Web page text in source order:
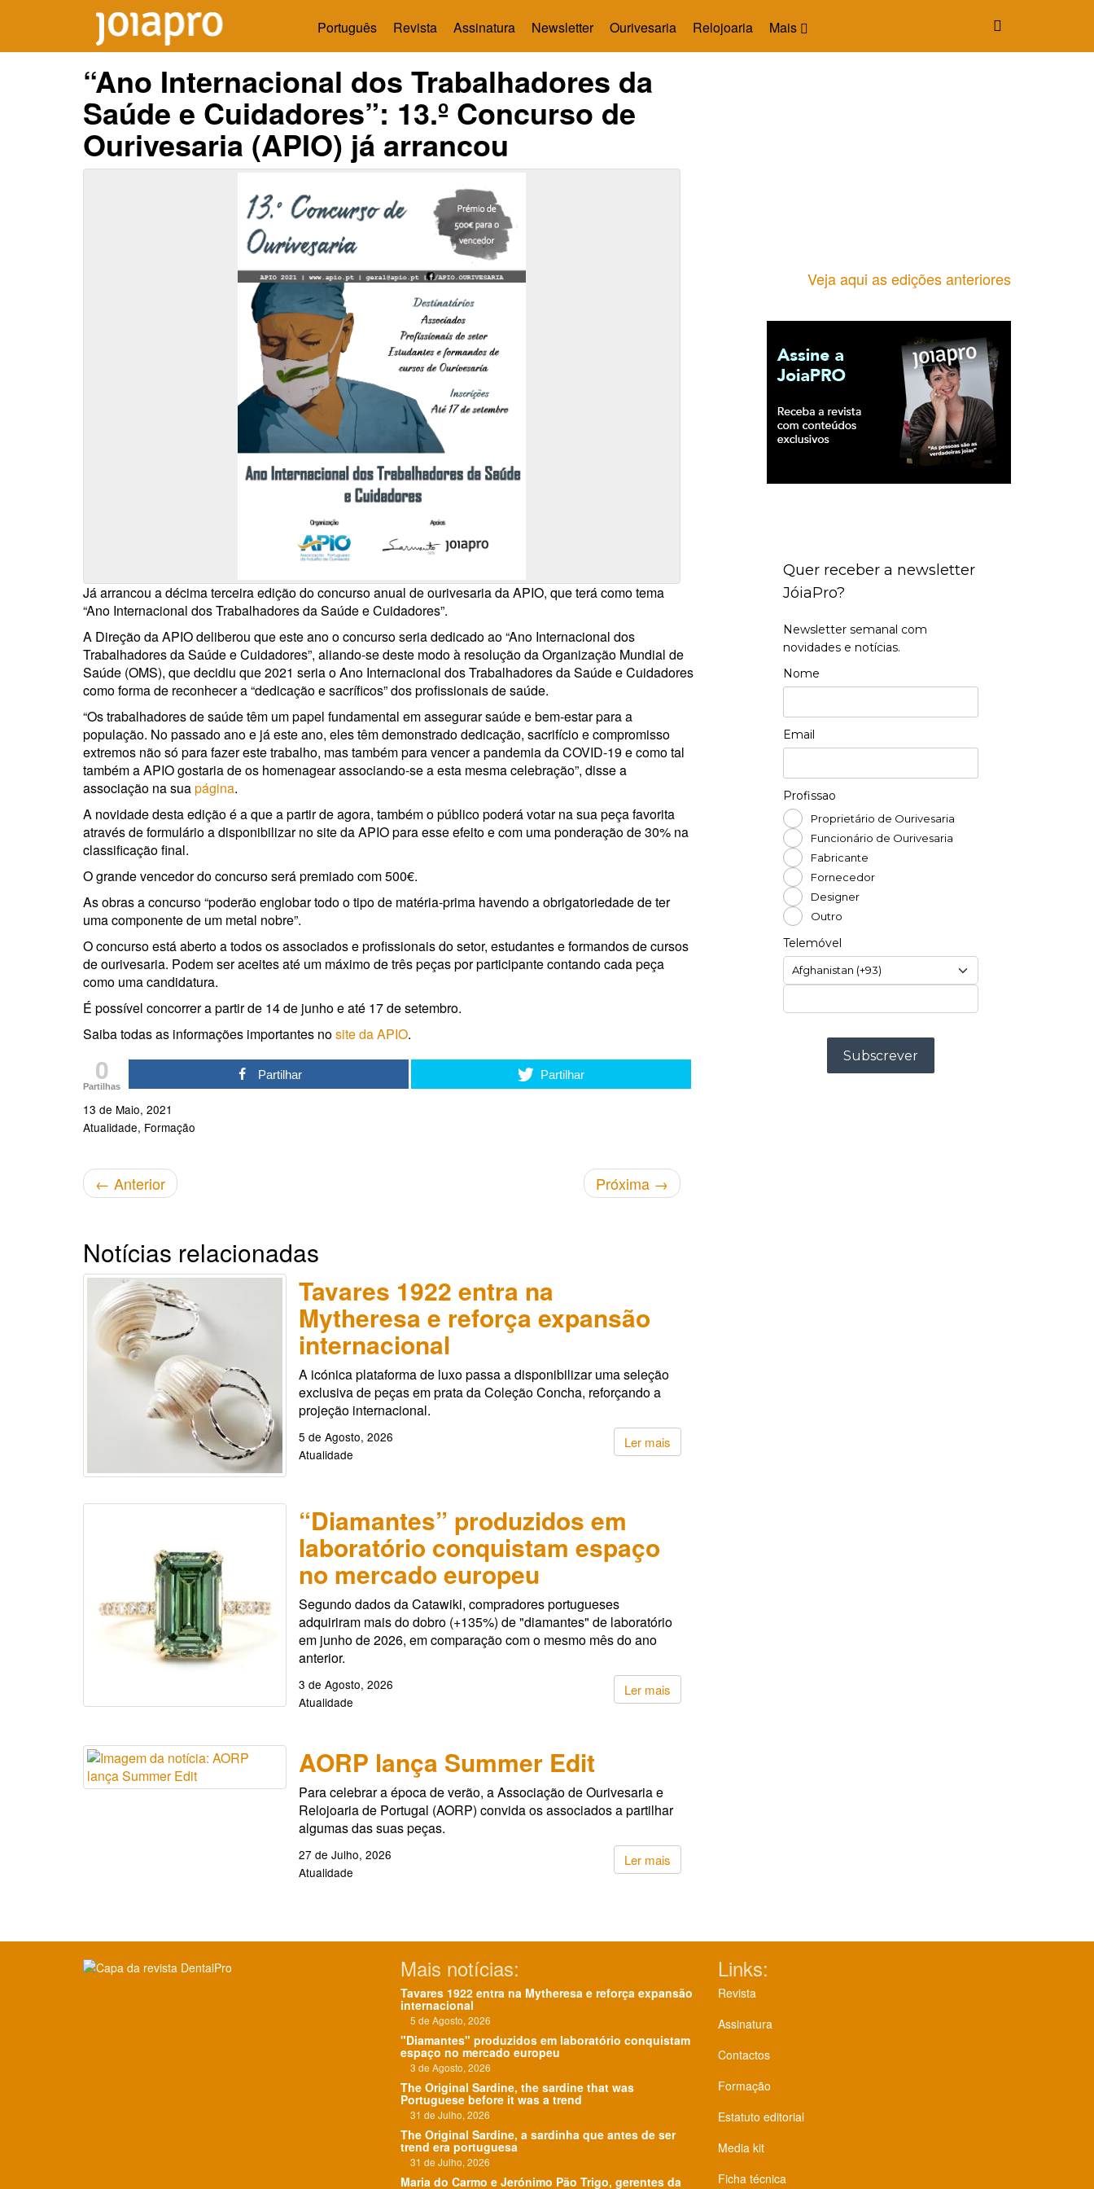
Mais
Português Revista Assinatura Newsletter Ourivesaria Relojoaria
“Ano Internacional dos Trabalhadores da
Saúde e Cuidadores”: 13.º Concurso de
Ourivesaria (APIO) já arrancou
Já arrancou a décima terceira edição do concurso anual de ourivesaria da APIO, que terá como tema
“Ano Internacional dos Trabalhadores da Saúde e Cuidadores”.
A Direção da APIO deliberou que este ano o concurso seria dedicado ao “Ano Internacional dos
Trabalhadores da Saúde e Cuidadores”, aliando-se deste modo à resolução da Organização Mundial de
Saúde (OMS), que decidiu que 2021 seria o Ano Internacional dos Trabalhadores da Saúde e Cuidadores
como forma de reconhecer a “dedicação e sacríficos” dos profissionais de saúde.
“Os trabalhadores de saúde têm um papel fundamental em assegurar saúde e bem-estar para a
população. No passado ano e já este ano, eles têm demonstrado dedicação, sacrifício e compromisso
extremos não só para fazer este trabalho, mas também para vencer a pandemia da COVID-19 e como tal
também a APIO gostaria de os homenagear associando-se a esta mesma celebração”, disse a
associação na suapágina.
A novidade desta edição é a que a partir de agora, também o público poderá votar na sua peça favorita
através de formulário a disponibilizar no site da APIO para esse efeito e com uma ponderação de 30% na
classificação final.
O grande vencedor do concurso será premiado com 500€.
As obras a concurso “poderão englobar todo o tipo de matéria-prima havendo a obrigatoriedade de ter
uma componente de um metal nobre”.
O concurso está aberto a todos os associados e profissionais do setor, estudantes e formandos de cursos
de ourivesaria. Podem ser aceites até um máximo de três peças por participante contando cada peça
como uma candidatura.
É possível concorrer a partir de 14 de junho e até 17 de setembro.
Saiba todas as informações importantes nosite da APIO.
0
Partilhas
Partilhar Partilhar
13 de Maio, 2021
Atualidade Formação
← Anterior Próxima →
Veja aqui as edições anteriores
Notícias relacionadas
Tavares 1922 entra na
Mytheresa e reforça expansão
internacional
A icónica plataforma de luxo passa a disponibilizar uma seleção
exclusiva de peças em prata da Coleção Concha, reforçando a
projeção internacional.
Ler mais
5 de Agosto, 2026
Atualidade
“Diamantes” produzidos em
laboratório conquistam espaço
no mercado europeu
Segundo dados da Catawiki, compradores portugueses
adquiriram mais do dobro (+135%) de "diamantes" de laboratório
em junho de 2026, em comparação com o mesmo mês do ano
anterior.
Ler mais
3 de Agosto, 2026
Atualidade
AORP lança Summer Edit
Para celebrar a época de verão, a Associação de Ourivesaria e
Relojoaria de Portugal (AORP) convida os associados a partilhar
algumas das suas peças.
Ler mais
27 de Julho, 2026
Atualidade
Mais notícias:
Tavares 1922 entra na Mytheresa e reforça expansão
internacional
5 de Agosto, 2026
"Diamantes" produzidos em laboratório conquistam
espaço no mercado europeu
3 de Agosto, 2026
The Original Sardine, the sardine that was
Portuguese before it was a trend
31 de Julho, 2026
The Original Sardine, a sardinha que antes de ser
trend era portuguesa
31 de Julho, 2026
Maria do Carmo e Jerónimo Pão Trigo, gerentes da
Links:
Revista
Assinatura
Contactos
Formação
Estatuto editorial
Media kit
Ficha técnica